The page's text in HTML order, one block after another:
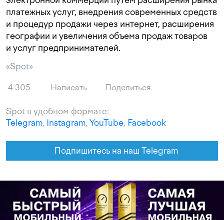
платежных услуг, внедрения современных средств
и процедур продажи через интернет, расширения
географии и увеличения объема продаж товаров
и услуг предпринимателей.
«Spot»
4 305 Написать Поделиться
Spot в удобном формате:
Telegram, Instagram, YouTube, Facebook
Подпишитесь на наш Telegram